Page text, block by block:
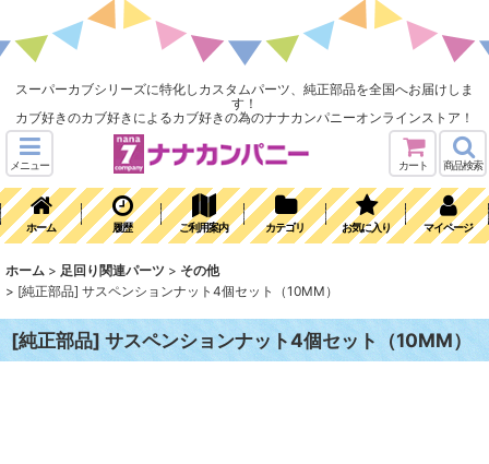
スーパーカブシリーズに特化しカスタムパーツ、純正部品を全国へお届けしま
す！
カブ好きのカブ好きによるカブ好きの為のナナカンパニーオンラインストア！
メニュー カート 商品検索
ホーム 履歴 ご利用案内 カテゴリ お気に入り マイページ
ホーム > 足回り関連パーツ > その他
> [純正部品] サスペンションナット4個セット（10MM）
[純正部品] サスペンションナット4個セット（10MM）